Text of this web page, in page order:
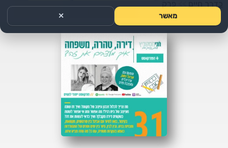
מאשר ✕